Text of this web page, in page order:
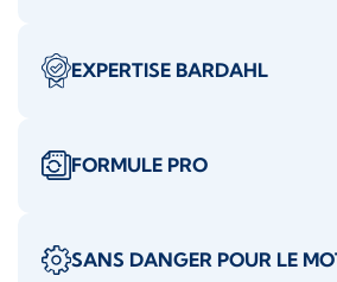
EXPERTISE BARDAHL
FORMULE PRO
SANS DANGER POUR LE